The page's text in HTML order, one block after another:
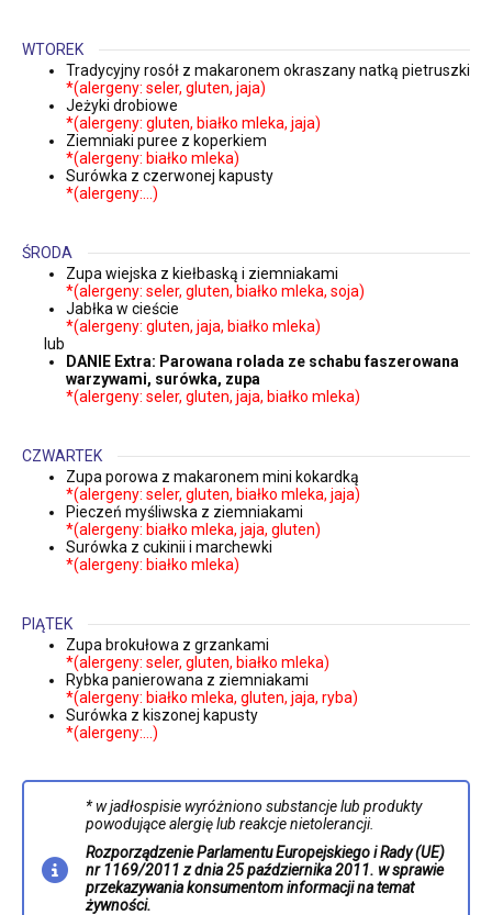
WTOREK
Tradycyjny rosół z makaronem okraszany natką pietruszki
*(alergeny: seler, gluten, jaja)
Jeżyki drobiowe
*(alergeny: gluten, białko mleka, jaja)
Ziemniaki puree z koperkiem
*(alergeny: białko mleka)
Surówka z czerwonej kapusty
*(alergeny:…)
ŚRODA
Zupa wiejska z kiełbaską i ziemniakami
*(alergeny: seler, gluten, białko mleka, soja)
Jabłka w cieście
*(alergeny: gluten, jaja, białko mleka)
lub
DANIE Extra: Parowana rolada ze schabu faszerowana
warzywami, surówka, zupa
*(alergeny: seler, gluten, jaja, białko mleka)
CZWARTEK
Zupa porowa z makaronem mini kokardką
*(alergeny: seler, gluten, białko mleka, jaja)
Pieczeń myśliwska z ziemniakami
*(alergeny: białko mleka, jaja, gluten)
Surówka z cukinii i marchewki
*(alergeny: białko mleka)
PIĄTEK
Zupa brokułowa z grzankami
*(alergeny: seler, gluten, białko mleka)
Rybka panierowana z ziemniakami
*(alergeny: białko mleka, gluten, jaja, ryba)
Surówka z kiszonej kapusty
*(alergeny:…)
* w jadłospisie wyróżniono substancje lub produkty
powodujące alergię lub reakcje nietolerancji.
Rozporządzenie Parlamentu Europejskiego i Rady (UE)
nr 1169/2011 z dnia 25 października 2011. w sprawie
przekazywania konsumentom informacji na temat
żywności.